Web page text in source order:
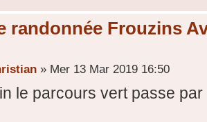
randonnée Frouzins
» Mer 13 Mar 2019 16:50
le parcours vert passe